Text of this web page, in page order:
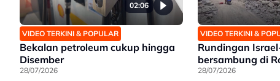
02:06
VIDEO TERKINI & POPULAR
Bekalan petroleum cukup hingga
Disember
28/07/2026
VIDEO TERKINI &
Rundingan
bersambung di
28/07/2026